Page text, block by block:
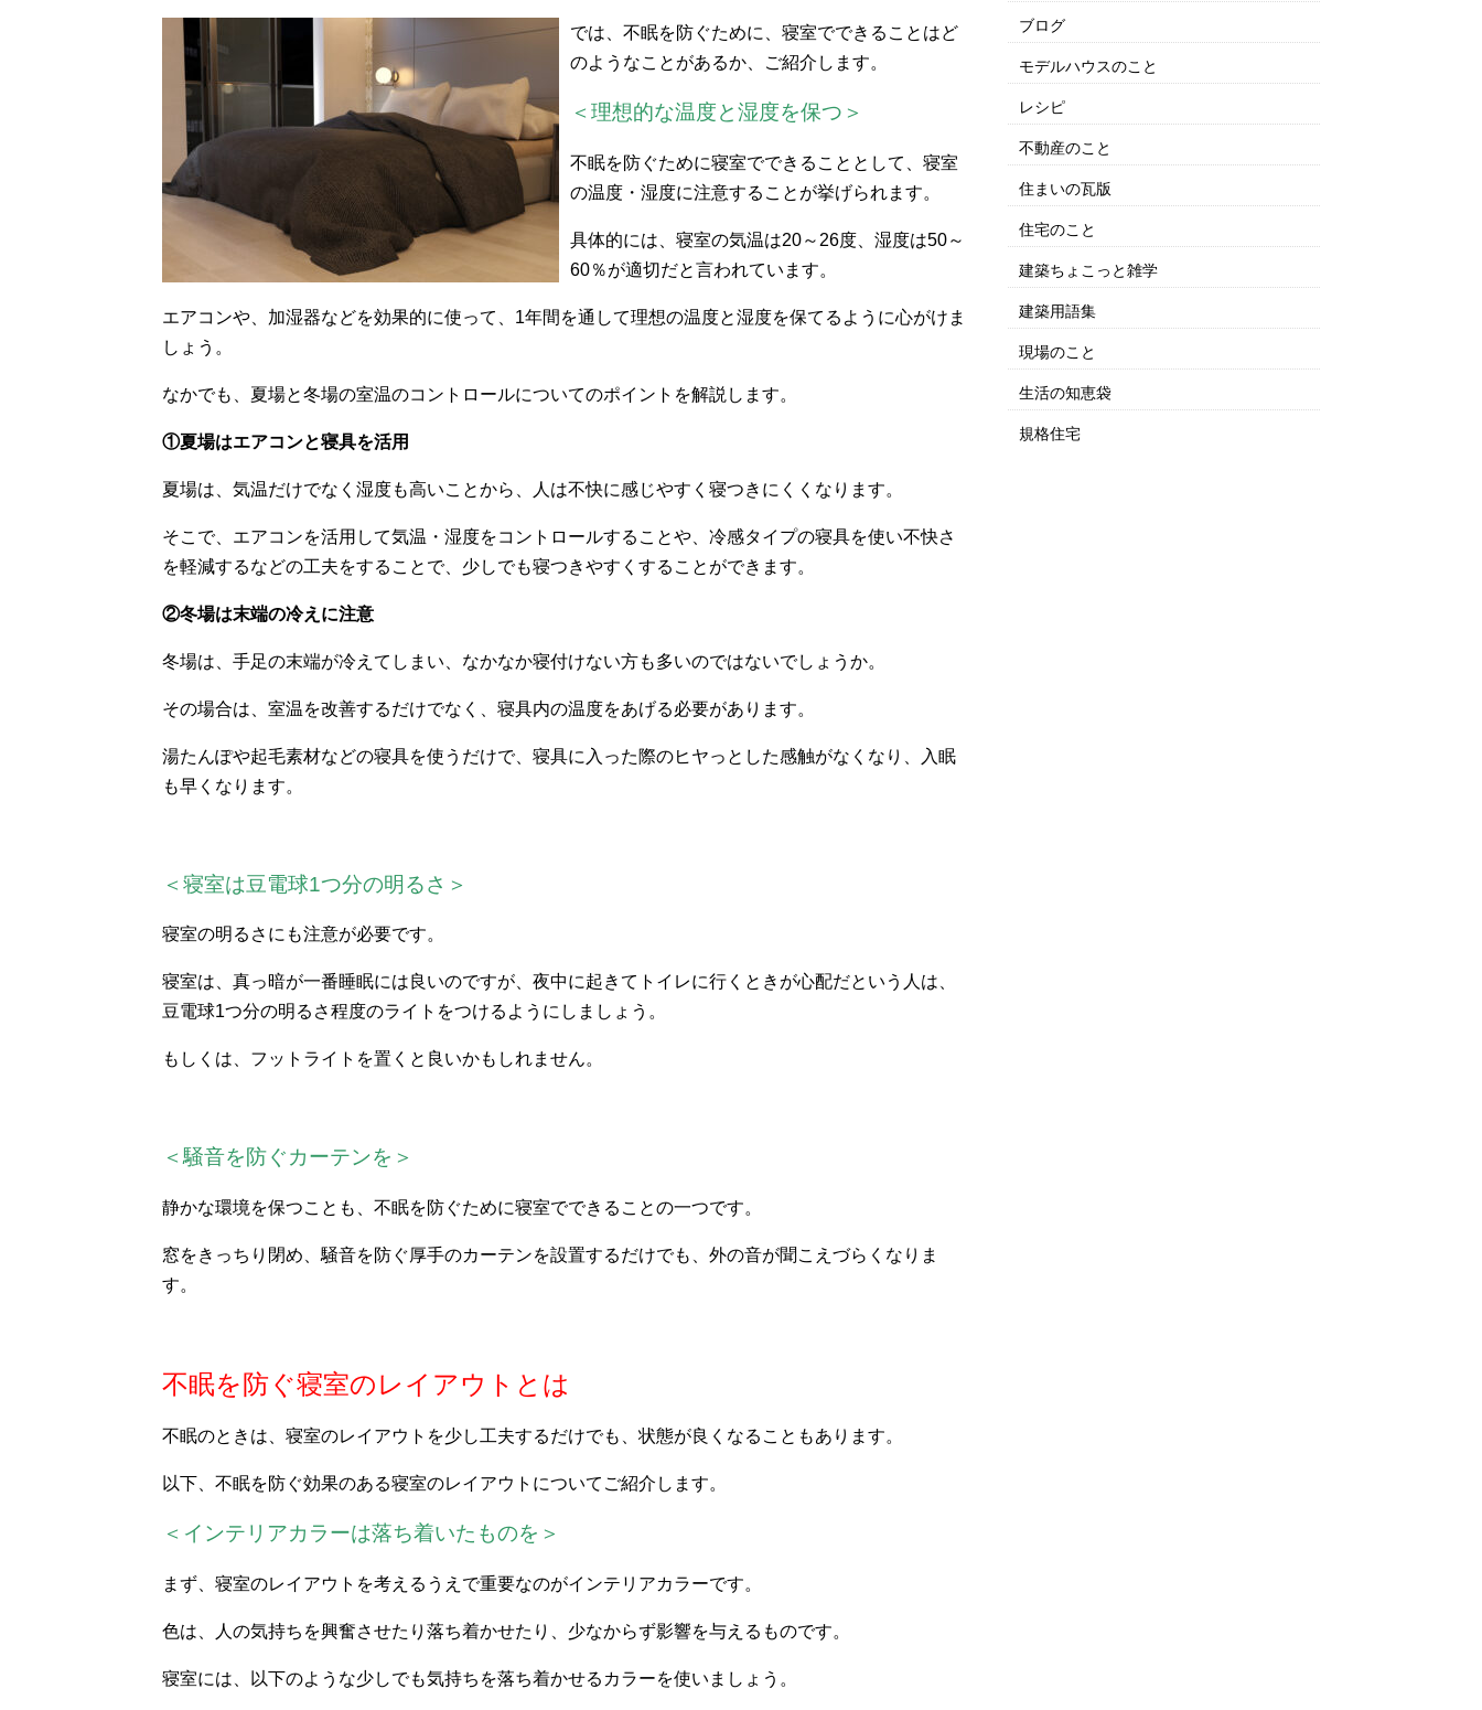
では、不眠を防ぐために、寝室でできることはど
のようなことがあるか、ご紹介します。
＜理想的な温度と湿度を保つ＞
不眠を防ぐために寝室でできることとして、寝室
の温度・湿度に注意することが挙げられます。
具体的には、寝室の気温は20～26度、湿度は50～
60％が適切だと言われています。
エアコンや、加湿器などを効果的に使って、1年間を通して理想の温度と湿度を保てるように心がけま
しょう。
なかでも、夏場と冬場の室温のコントロールについてのポイントを解説します。
①夏場はエアコンと寝具を活用
夏場は、気温だけでなく湿度も高いことから、人は不快に感じやすく寝つきにくくなります。
そこで、エアコンを活用して気温・湿度をコントロールすることや、冷感タイプの寝具を使い不快さ
を軽減するなどの工夫をすることで、少しでも寝つきやすくすることができます。
②冬場は末端の冷えに注意
冬場は、手足の末端が冷えてしまい、なかなか寝付けない方も多いのではないでしょうか。
その場合は、室温を改善するだけでなく、寝具内の温度をあげる必要があります。
湯たんぽや起毛素材などの寝具を使うだけで、寝具に入った際のヒヤっとした感触がなくなり、入眠
も早くなります。
＜寝室は豆電球1つ分の明るさ＞
寝室の明るさにも注意が必要です。
寝室は、真っ暗が一番睡眠には良いのですが、夜中に起きてトイレに行くときが心配だという人は、
豆電球1つ分の明るさ程度のライトをつけるようにしましょう。
もしくは、フットライトを置くと良いかもしれません。
＜騒音を防ぐカーテンを＞
静かな環境を保つことも、不眠を防ぐために寝室でできることの一つです。
窓をきっちり閉め、騒音を防ぐ厚手のカーテンを設置するだけでも、外の音が聞こえづらくなりま
す。
不眠を防ぐ寝室のレイアウトとは
不眠のときは、寝室のレイアウトを少し工夫するだけでも、状態が良くなることもあります。
以下、不眠を防ぐ効果のある寝室のレイアウトについてご紹介します。
＜インテリアカラーは落ち着いたものを＞
まず、寝室のレイアウトを考えるうえで重要なのがインテリアカラーです。
色は、人の気持ちを興奮させたり落ち着かせたり、少なからず影響を与えるものです。
寝室には、以下のような少しでも気持ちを落ち着かせるカラーを使いましょう。
ブログ
モデルハウスのこと
レシピ
不動産のこと
住まいの瓦版
住宅のこと
建築ちょこっと雑学
建築用語集
現場のこと
生活の知恵袋
規格住宅